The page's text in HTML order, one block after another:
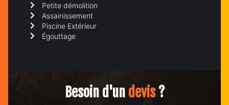
Petite démolition
Assainissement
Piscine Extérieur
Égouttage
Besoin d'un devis?